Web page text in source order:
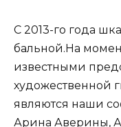
С 2013-го года
бальной.На
известными
художественной
являются наши
Арина Аверины,